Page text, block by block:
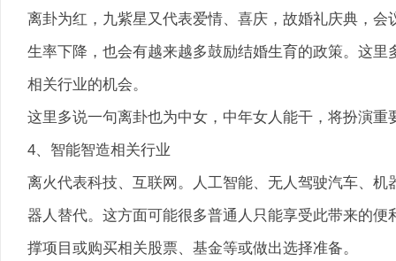
离卦为红，九紫星又代表爱情、喜庆，故婚礼庆典，
生率下降，也会有越来越多鼓励结婚生育的政策。这
相关行业的机会。
这里多说一句离卦也为中女，中年女人能干，将扮演
4、智能智造相关行业
离火代表科技、互联网。人工智能、无人驾驶汽车、
器人替代。这方面可能很多普通人只能享受此带来的
撑项目或购买相关股票、基金等或做出选择准备。